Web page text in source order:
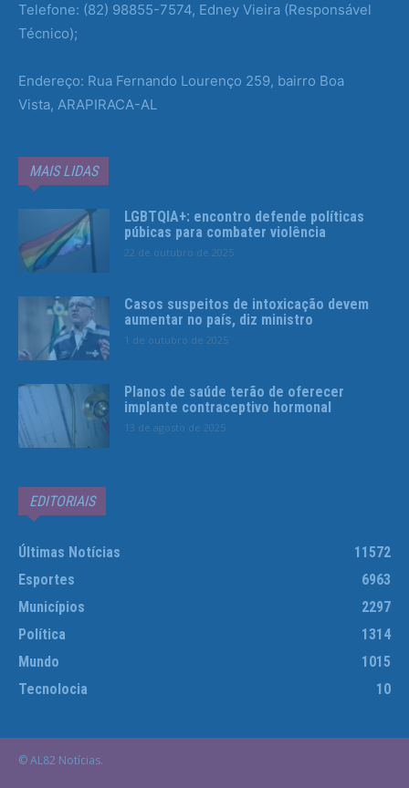
Telefone: (82) 98855-7574, Edney Vieira (Responsável
Técnico);
Endereço: Rua Fernando Lourenço 259, bairro Boa
Vista, ARAPIRACA-AL
MAIS LIDAS
LGBTQIA+: encontro defende políticas
púbicas para combater violência
22 de outubro de 2025
Casos suspeitos de intoxicação devem
aumentar no país, diz ministro
1 de outubro de 2025
Planos de saúde terão de oferecer
implante contraceptivo hormonal
13 de agosto de 2025
EDITORIAIS
Últimas Notícias
11572
Esportes
6963
Municípios
2297
Política
1314
Mundo
1015
Tecnolocia
10
© AL82 Notícias.